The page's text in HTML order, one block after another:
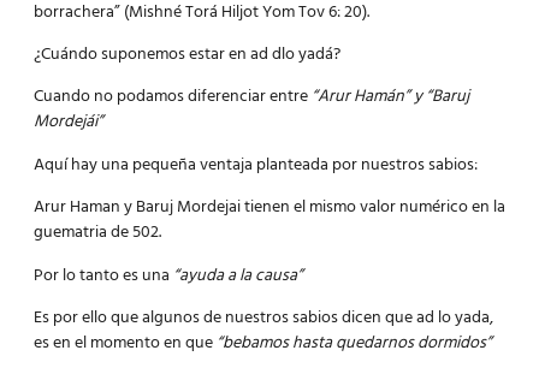
borrachera” (Mishné Torá Hiljot Yom Tov 6: 20).
¿Cuándo suponemos estar en ad dlo yadá?
Cuando no podamos diferenciar entre “Arur Hamán” y “Baruj
Mordejái”
Aquí hay una pequeña ventaja planteada por nuestros sabios:
Arur Haman y Baruj Mordejai tienen el mismo valor numérico en la
guematria de 502.
Por lo tanto es una “ayuda a la causa”
Es por ello que algunos de nuestros sabios dicen que ad lo yada,
es en el momento en que “bebamos hasta quedarnos dormidos”